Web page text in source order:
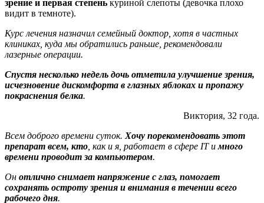
зрение и первая степень куриной слепоты (девочка плохо
видит в темноте).
Курс лечения назначил семейный доктор, хотя в частных
клиниках, куда мы обратились раньше, рекомендовали
лазерные операции.
Спустя несколько недель дочь отметила улучшение зрения,
исчезновение дискомфорта в глазных яблоках и пропажу
покраснения белка.
Виктория, 32 года.
Всем доброго времени суток. Хочу порекомендовать этот
препарат всем, кто , как и я, работает в сфере IT имного
времени проводит за компьютером.
Он отлично снимает напряжение с глаз, помогает
сохранять остроту зрения и внимания в течении всего
рабочего дня.